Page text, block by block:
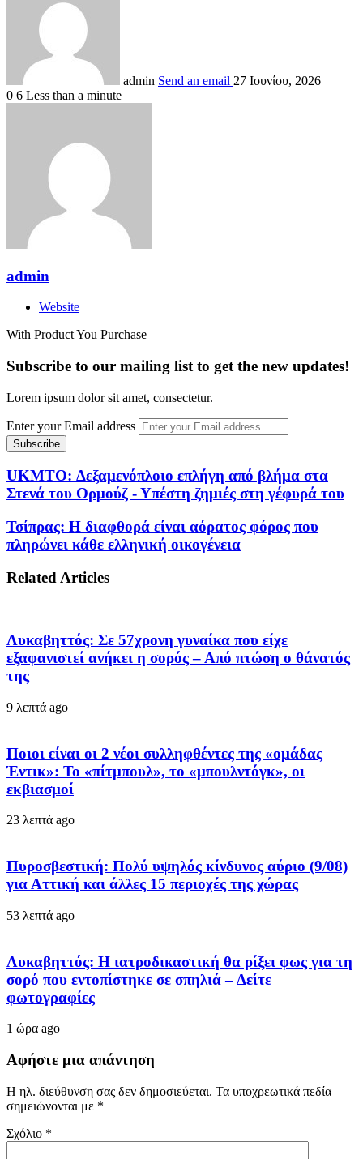
admin Send an email 27 Ιουνίου, 2026
0 6 Less than a minute
admin
Website
With Product You Purchase
Subscribe to our mailing list to get the new updates!
Lorem ipsum dolor sit amet, consectetur.
Enter your Email address
UKMTO: Δεξαμενόπλοιο επλήγη από βλήμα στα
Στενά του Ορμούζ - Υπέστη ζημιές στη γέφυρά του
Τσίπρας: Η διαφθορά είναι αόρατος φόρος που
πληρώνει κάθε ελληνική οικογένεια
Related Articles
Λυκαβηττός: Σε 57χρονη γυναίκα που είχε
εξαφανιστεί ανήκει η σορός – Από πτώση ο θάνατός
της
9 λεπτά ago
Ποιοι είναι οι 2 νέοι συλληφθέντες της «ομάδας
Έντικ»: Το «πίτμπουλ», το «μπουλντόγκ», οι
εκβιασμοί
23 λεπτά ago
Πυροσβεστική: Πολύ υψηλός κίνδυνος αύριο (9/08)
για Αττική και άλλες 15 περιοχές της χώρας
53 λεπτά ago
Λυκαβηττός: Η ιατροδικαστική θα ρίξει φως για τη
σορό που εντοπίστηκε σε σπηλιά – Δείτε
φωτογραφίες
1 ώρα ago
Αφήστε μια απάντηση
Η ηλ. διεύθυνση σας δεν δημοσιεύεται. Τα υποχρεωτικά πεδία
σημειώνονται με *
Σχόλιο *